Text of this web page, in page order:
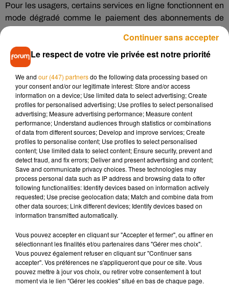
Pour les usagers, certains services en ligne fonctionnent en
mode dégradé comme le paiement des abonnements de
stationnement. Reste alors le téléphone pour joindre les
Selon le journalSud Ouest, une société a été mandatée pour
solutionner le problème. Des plaintes ont été déposées et
une enquête ouverte.
Musique
Madonna sort enfin le remix de « Love
Sensation » avec Kylie Minogue
Angèle et Amélie Lens dévoilent leur
collaboration tant attendue
Le respect de votre vie privée est notre priorité
We and our (447) partnersdo the following data processing based on
your consent and/or our legitimate interest: Store and/or access
information on a device; Use limited data to select advertising; Create
profiles for personalised advertising; Use profiles to select personalised
advertising; Measure advertising performance; Measure content
performance; Understand audiences through statistics or combinations
of data from different sources; Develop and improve services; Create
profiles to personalise content; Use profiles to select personalised
content; Use limited data to select content; Ensure security, prevent and
detect fraud, and fix errors; Deliver and present advertising and content;
Save and communicate privacy choices. These technologies may
process personal data such as IP address and browsing data to offer
following functionalities: Identify devices based on information actively
requested; Use precise geolocation data; Match and combine data from
other data sources; Link different devices; Identify devices based on
information transmitted automatically.
Vous pouvez accepter en cliquant sur "Accepter et fermer", ou affiner en
sélectionnant les finalités et/ou partenaires dans "Gérer mes choix".
Vous pouvez également refuser en cliquant sur "Continuer sans
accepter". Vos préférences ne s'appliqueront que pour ce site. Vous
pouvez mettre à jour vos choix, ou retirer votre consentement à tout
moment via le lien "Gérer les cookies" situé en bas de chaque page.
Continuer sans accepter